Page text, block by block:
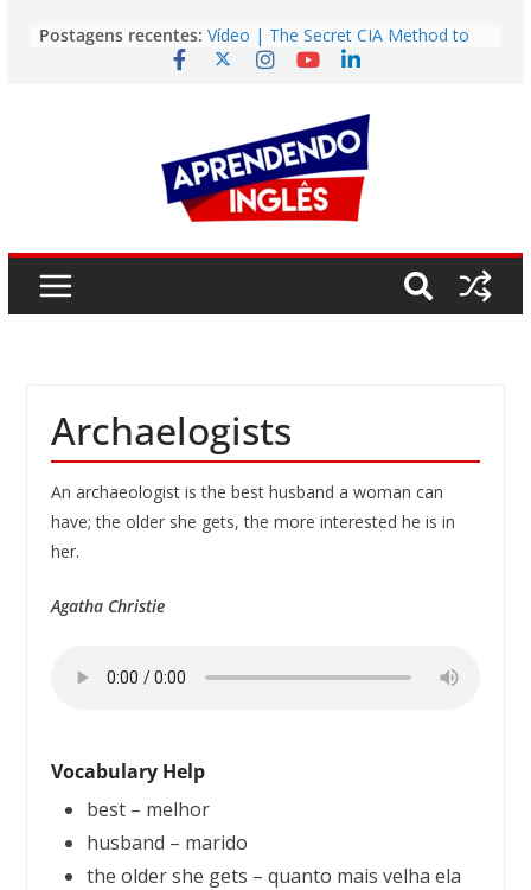
para
Postagens recentes: Vídeo | The Secret CIA Method to
Learn Any Language in 11 Days
Vídeo | Do imaginary friends make
you smarter?
Story | Brasília: The City That Rose
from the Wilderness
Easy English Song | Somewhere
Over the Rainbow (Israel
Archaelogists
An archaeologist is the best husband a woman can
have; the older she gets, the more interested he is in
her.
Agatha Christie
Vocabulary Help
best – melhor
husband – marido
the older she gets – quanto mais velha ela